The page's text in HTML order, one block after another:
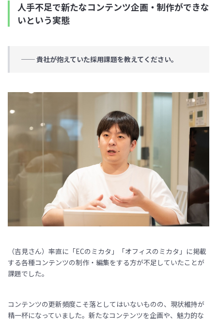
人手不足で新たなコンテンツ企画・制作ができな
いという実態
── 貴社が抱えていた採用課題を教えてください。
（吉見さん）率直に「ECのミカタ」「オフィスのミカタ」に掲載
する各種コンテンツの制作・編集をする方が不足していたことが
課題でした。
コンテンツの更新頻度こそ落としてはいないものの、現状維持が
精一杯になっていました。新たなコンテンツを企画や、魅力的な